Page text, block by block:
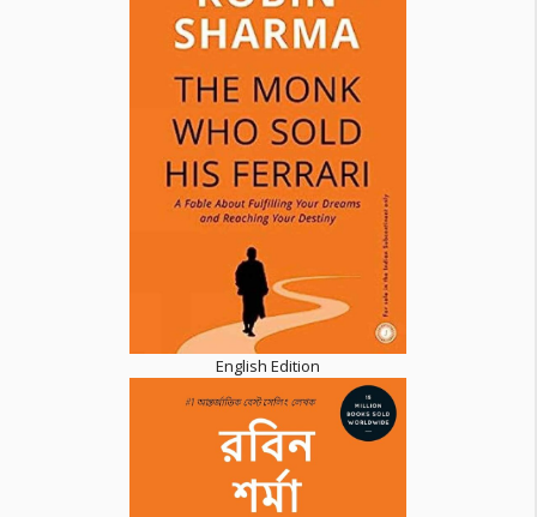
English Edition